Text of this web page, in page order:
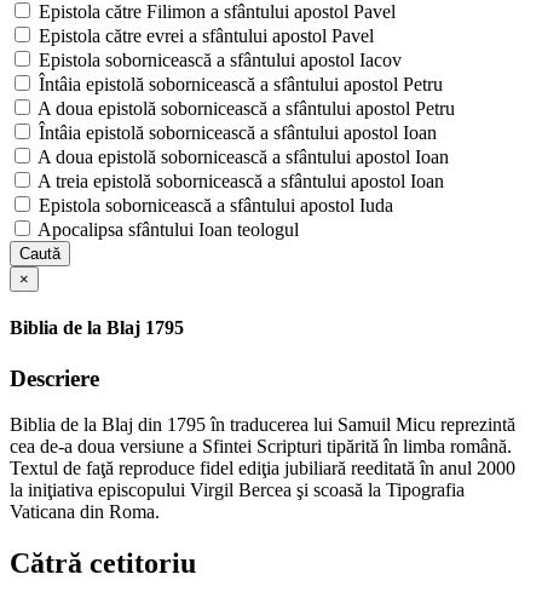
Epistola către Filimon a sfântului apostol Pavel
Epistola către evrei a sfântului apostol Pavel
Epistola sobornicească a sfântului apostol Iacov
Întâia epistolă sobornicească a sfântului apostol Petru
A doua epistolă sobornicească a sfântului apostol Petru
Întâia epistolă sobornicească a sfântului apostol Ioan
A doua epistolă sobornicească a sfântului apostol Ioan
A treia epistolă sobornicească a sfântului apostol Ioan
Epistola sobornicească a sfântului apostol Iuda
Apocalipsa sfântului Ioan teologul
Caută
×
Biblia de la Blaj 1795
Descriere
Biblia de la Blaj din 1795 în traducerea lui Samuil Micu reprezintă
cea de-a doua versiune a Sfintei Scripturi tipărită în limba română.
Textul de faţă reproduce fidel ediţia jubiliară reeditată în anul 2000
la iniţiativa episcopului Virgil Bercea şi scoasă la Tipografia
Vaticana din Roma.
Cătră cetitoriu